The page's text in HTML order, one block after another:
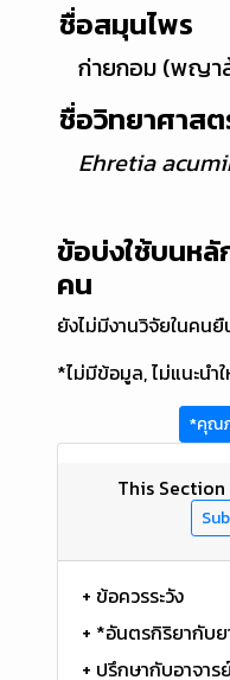
ชื่อสมุนไพร
ก่ายกอม (พญา
ชื่อวิทยาศาส
Ehretia
ข้อบ่งใช้บนหลั
คน
ยังไม่มีงานวิจัยในคน
*ไม่มีข้อมูล, ไม่แนะนำ
*คุณ
This
+ ข้อควรระวัง
+ *อันตรกิริยากับย
+ ปรึกษากับอาจาร